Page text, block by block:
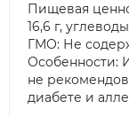
Пищевая
16,6 г,
ГМО: Не
Особенности:
не
диабете и